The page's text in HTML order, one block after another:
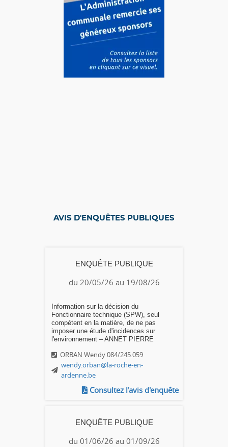
AVIS D'ENQUÊTES PUBLIQUES
ENQUÊTE PUBLIQUE
du 20/05/26 au 19/08/26
Information sur la décision du
Fonctionnaire technique (SPW), seul
compétent en la matière, de ne pas
imposer une étude d'incidences sur
l'environnement – ANNET PIERRE
ORBAN Wendy 084/245.059
wendy.orban@la-roche-en-
ardenne.be
Consultez l'avis d'enquête
ENQUÊTE PUBLIQUE
du 01/06/26 au 01/09/26